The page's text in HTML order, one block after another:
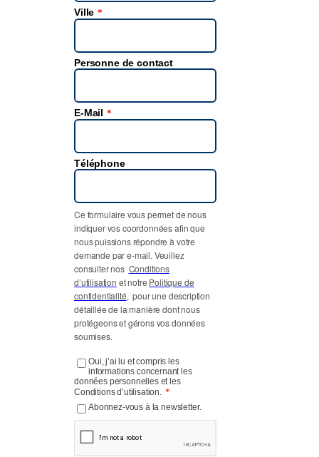
Ville *
Personne de contact
E-Mail *
Téléphone
Ce formulaire vous permet de nous
indiquer vos coordonnées afin que
nous puissions répondre à votre
demande par e-mail. Veuillez
consulter nos Conditions
d’utilisation et notre Politique de
confidentialité, pour une description
détaillée de la manière dont nous
protégeons et gérons vos données
soumises.
Oui, j’ai lu et compris les
informations concernant les
données personnelles et les
Conditions d’utilisation. *
Abonnez-vous à la newsletter.